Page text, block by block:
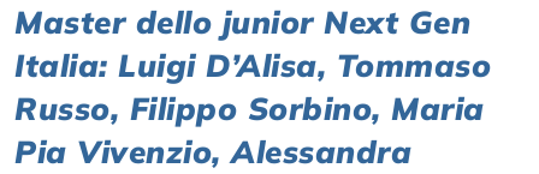
Master dello junior Next Gen
Italia: Luigi D’Alisa, Tommaso
Russo, Filippo Sorbino, Maria
Pia Vivenzio, Alessandra